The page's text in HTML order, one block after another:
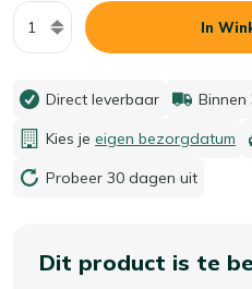
Aantal
In
Direct leverbaar
Kies je eigen bezorgdatum
Probeer 30 dagen uit
Dit product is te